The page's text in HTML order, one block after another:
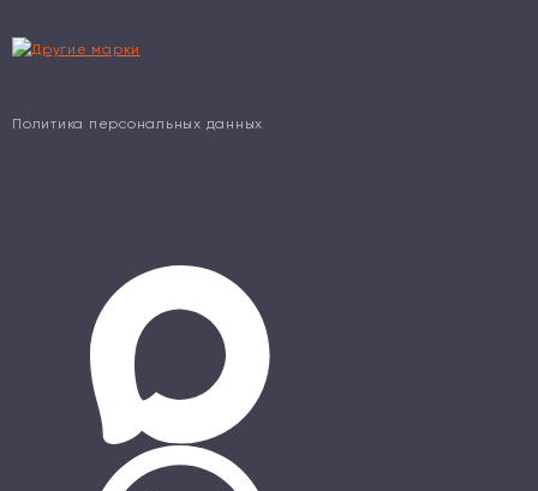
Политика персональных данных